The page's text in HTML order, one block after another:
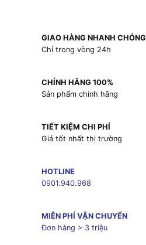
GIAO HÀNG NHANH CHÓNG
Chỉ trong vòng 24h
CHÍNH HÃNG 100%
Sản phẩm chính hãng
TIẾT KIỆM CHI PHÍ
Giá tốt nhất thị trường
HOTLINE
0901.940.968
MIỄN PHÍ VẬN CHUYỂN
Đơn hàng > 3 triệu